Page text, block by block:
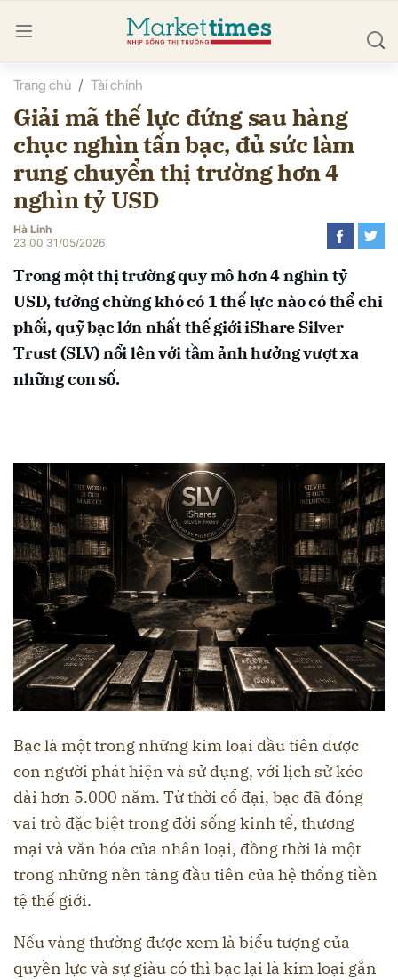
Trang chủ Tài chính
Giải mã thế lực đứng sau hàng
chục nghìn tấn bạc, đủ sức làm
rung chuyển thị trường hơn 4
nghìn tỷ USD
Hà Linh
23:00 31/05/2026
Trong một thị trường quy mô hơn 4 nghìn tỷ
USD, tưởng chừng khó có 1 thế lực nào có thể chi
phối, quỹ bạc lớn nhất thế giới iShare Silver
Trust (SLV) nổi lên với tầm ảnh hưởng vượt xa
những con số.
Bạc là một trong những kim loại đầu tiên được
con người phát hiện và sử dụng, với lịch sử kéo
dài hơn 5.000 năm. Từ thời cổ đại, bạc đã đóng
vai trò đặc biệt trong đời sống kinh tế, thương
mại và văn hóa của nhân loại, đồng thời là một
trong những nền tảng đầu tiên của hệ thống tiền
tệ thế giới.
Nếu vàng thường được xem là biểu tượng của
quyền lực và sự giàu có thì bạc lại là kim loại gắn
luận